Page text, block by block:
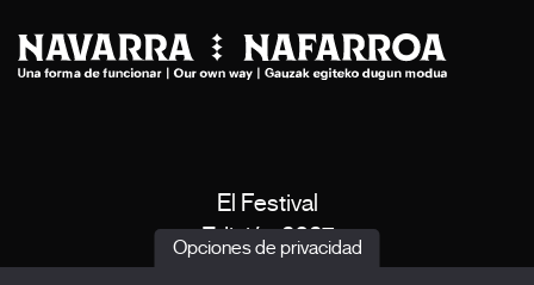
El Festival
Edición 2027
Opciones de privacidad